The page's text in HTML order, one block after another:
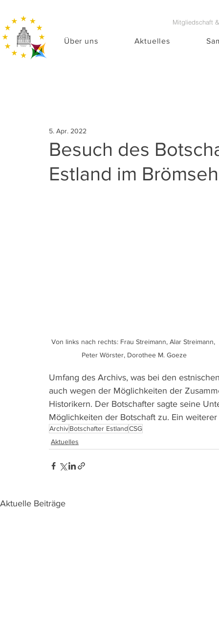
Über uns Aktuelles
Mitgliedschaft
Besuch des
Estland im
5. Apr. 2022
Von links nach rechts: Frau Streimann, Alar Streimann,
Peter Wörster, Dorothee M. Goeze
Umfang des Archivs, was bei den
auch wegen der Möglichkeiten der
Historikern. Der Botschafter sagte seine
Möglichkeiten der Botschaft zu. Ein
ArchivBotschafter EstlandCSG
Aktuelles
Aktuelle Beiträge